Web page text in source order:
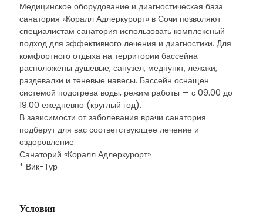
Медицинское оборудование и диагностическая база
санатория «Коралл Адлеркурорт» в Сочи позволяют
специалистам санатория использовать комплексный
подход для эффективного лечения и диагностики. Для
комфортного отдыха на территории бассейна
расположены душевые, санузел, медпункт, лежаки,
раздевалки и теневые навесы. Бассейн оснащен
системой подогрева воды, режим работы — с 09.00 до
19.00 ежедневно (круглый год).
В зависимости от заболевания врачи санатория
подберут для вас соответствующее лечение и
оздоровление.
Санаторий «Коралл Адлеркурорт»
* Вик-Тур
Условия